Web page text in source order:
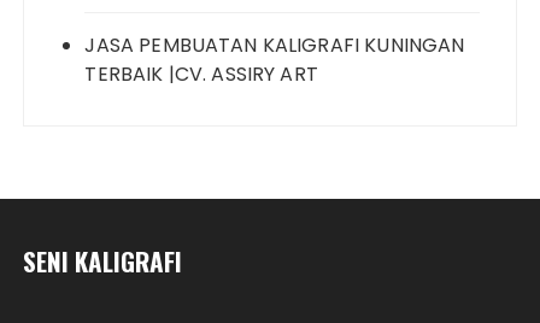
JASA PEMBUATAN KALIGRAFI KUNINGAN
TERBAIK |CV. ASSIRY ART
SENI KALIGRAFI